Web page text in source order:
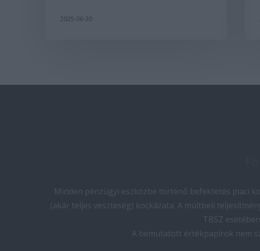
2025-06-30
Minden pénzügyi eszközbe történő befektetés piaci
(akár teljes veszteség) kockázata. A múltbeli
TBSZ
A bemutatott értékpapírok nem